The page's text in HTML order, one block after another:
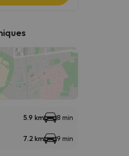
5.9 km 8 min
7.2 km 9 min